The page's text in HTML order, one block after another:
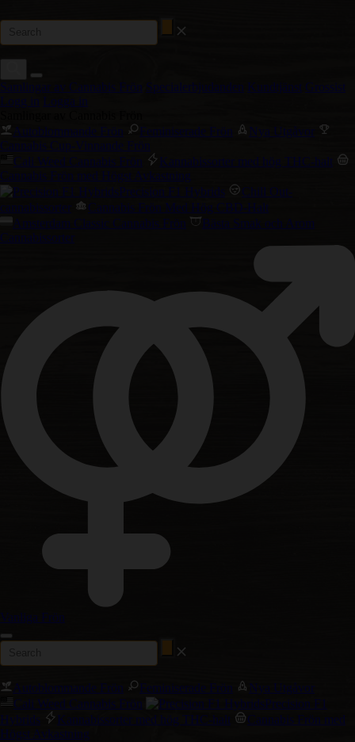
Samlingar av Cannabis Frön Specialerbjudanden Kundtjänst Grossist
Logg in Logga in
Autoblommande Frön
Feminiserade Frön
Nya Utgåvor
Cannabis Cup-Vinnande Frön
Cali Weed Cannabis Frön
Kannabissorter med hög THC-halt
Cannabis Frön med Högst Avkastning
Precision F1 Hybrids
Chill Out-
cannabissorter
Cannabis Frön Med Hög CBD-Halt
Amsterdam Classic Cannabis Frön
Bästa Smak och Arom
Cannabissorter
Vanliga Frön
Autoblommande Frön Feminiserade Frön
Nya Utgåvor
Cali Weed Cannabis Frön
Precision F1
Hybrids
Kannabissorter med hög THC-halt
Cannabis Frön med
Högst Avkastning